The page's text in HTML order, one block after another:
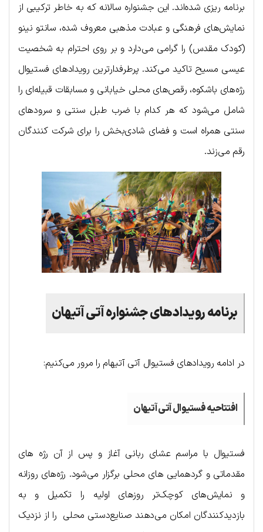
برنامه ریزی شده‌اند. این جشنواره سالانه که به خاطر ترکیبی از
نمایش‌های فرهنگی و عبادت مذهبی معروف شده، سانتو نینو
(کودک مقدس) را گرامی می‌دارد و بر روی احترام به شخصیت
عیسی مسیح تاکید می‌کند. پرطرفدارترین رویدادهای فستیوال
رژه‌های باشکوه، رقص‌های محلی خیابانی و مسابقات قبیله‌ای را
شامل می‌شود که هر کدام با ضرب طبل سنتی و سرودهای
سنتی همراه است و فضای شادی‌بخش را برای شرکت کنندگان
رقم می‌زند.
برنامه رویدادهای جشنواره آتی آتیهان
در ادامه رویدادهای فستیوال آتی آتیهام را مرور می‌کنیم:
افتتاحیه فستیوال آتی آتیهان
فستیوال با مراسم عشای ربانی آغاز و پس از آن رژه های
مقدماتی و گردهمایی های محلی برگزار می‌شود. رژه‌های روزانه
و نمایش‌های کوچک‌تر روزهای اولیه را تکمیل و به
بازدیدکنندگان امکان می‌دهند صنایع‌دستی محلی را از نزدیک